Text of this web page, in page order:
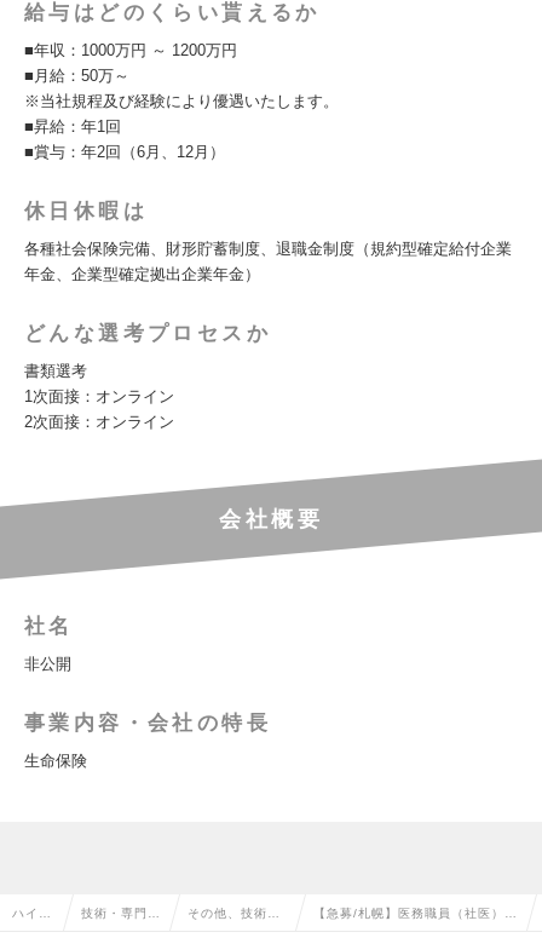
給与はどのくらい貰えるか
■年収：1000万円 ～ 1200万円
■月給：50万～
※当社規程及び経験により優遇いたします。
■昇給：年1回
■賞与：年2回（6月、12月）
休日休暇は
各種社会保険完備、財形貯蓄制度、退職金制度（規約型確定給付企業
年金、企業型確定拠出企業年金）
どんな選考プロセスか
書類選考
1次面接：オンライン
2次面接：オンライン
会社概要
社名
非公開
事業内容・会社の特長
生命保険
ハイク 技術・専門職 その他、技術・ 【急募/札幌】医務職員（社医）＜